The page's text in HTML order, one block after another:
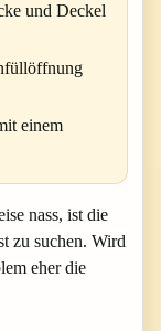
und Deckel
einem
nass, ist die
zu suchen. Wird
eher die